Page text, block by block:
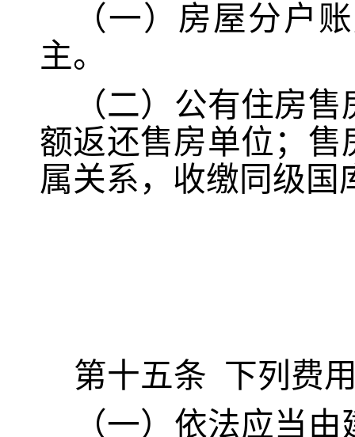
（一）房屋分户
主。
（二）公有住房
额返还售房单位；
属关系，收缴同级国
第十五条 下列费
（一）依法应当